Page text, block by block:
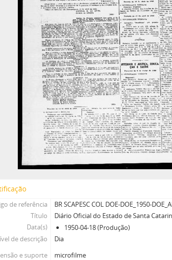
de referência
BR SCAPESC COL DOE-DOE_1950-
Título
Diário Oficial do Estado de Santa
Data(s)
1950-04-18 (Produção)
de descrição
Dia
e suporte
microfilme